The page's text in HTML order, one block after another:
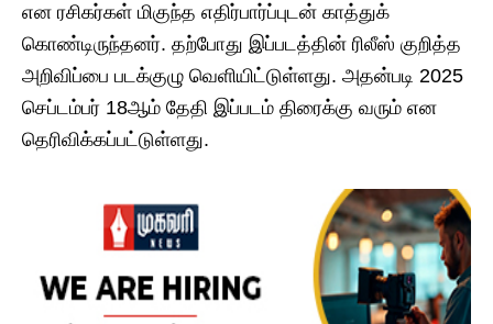
என ரசிகர்கள் மிகுந்த எதிர்பார்ப்புடன் காத்துக்
கொண்டிருந்தனர். தற்போது இப்படத்தின் ரிலீஸ் குறித்த
அறிவிப்பை படக்குழு வெளியிட்டுள்ளது. அதன்படி 2025
செப்டம்பர் 18ஆம் தேதி இப்படம் திரைக்கு வரும் என
தெரிவிக்கப்பட்டுள்ளது.